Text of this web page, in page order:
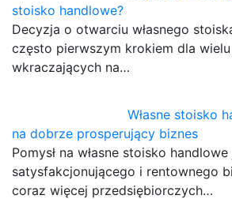
stoisko handlowe?
Decyzja o otwarciu własnego
często pierwszym krokiem dla
wkraczających na…
Własne stoisko
na dobrze prosperujący biznes
Pomysł na własne stoisko
satysfakcjonującego i rentownego
coraz więcej przedsiębiorczych…